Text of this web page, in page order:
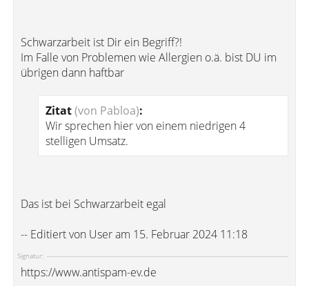
Schwarzarbeit ist Dir ein Begriff?!
Im Falle von Problemen wie Allergien o.ä. bist DU im
übrigen dann haftbar
Zitat(von Pabloa):
Wir sprechen hier von einem niedrigen 4
stelligen Umsatz.
Das ist bei Schwarzarbeit egal
-- Editiert von User am 15. Februar 2024 11:18
Signatur:
https://www.antispam-ev.de